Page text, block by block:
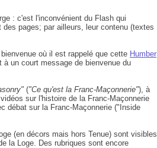
: c'est l'inconvénient du Flash qui
pages; par ailleurs, leur contenu (textes
où il est rappelé que cette Humber
un court message de bienvenue du
("Ce qu'est la Franc-Maçonnerie"), à
sur l'histoire de la Franc-Maçonnerie
débat sur la Franc-Maçonnerie ("Inside
(en décors mais hors Tenue) sont visibles
la Loge. Des rubriques sont encore